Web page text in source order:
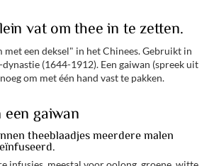
vat om thee in te zetten.
met een deksel" in het Chinees. Gebruikt in
(1644-1912). Een gaiwan (spreek uit
om met één hand vast te pakken.
een gaiwan
theeblaadjes meerdere malen